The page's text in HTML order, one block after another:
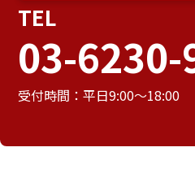
TEL
03-6230-
受付時間：平日9:00～18:00